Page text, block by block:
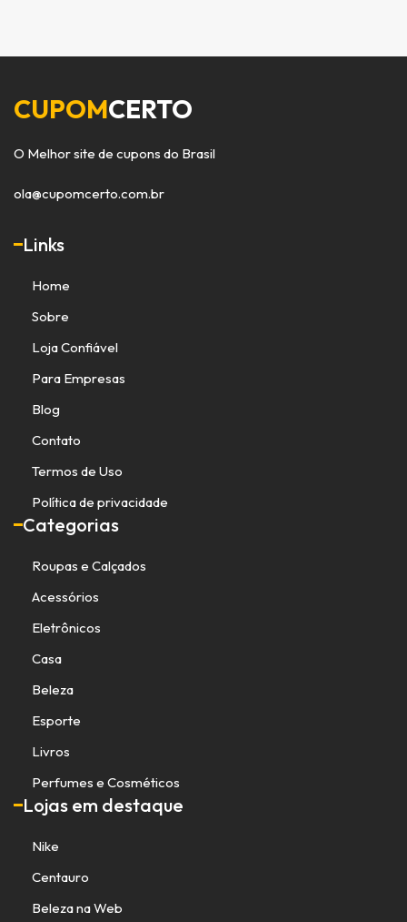
CUPOMCERTO
O Melhor site de cupons do Brasil
ola@cupomcerto.com.br
Links
Home
Sobre
Loja Confiável
Para Empresas
Blog
Contato
Termos de Uso
Política de privacidade
Categorias
Roupas e Calçados
Acessórios
Eletrônicos
Casa
Beleza
Esporte
Livros
Perfumes e Cosméticos
Lojas em destaque
Nike
Centauro
Beleza na Web